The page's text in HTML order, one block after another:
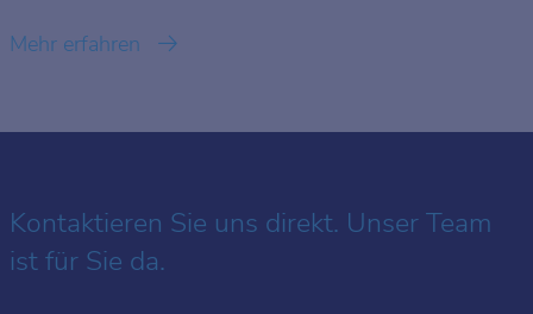
Mehr erfahren
Kontaktieren Sie uns direkt. Unser Team
ist für Sie da.